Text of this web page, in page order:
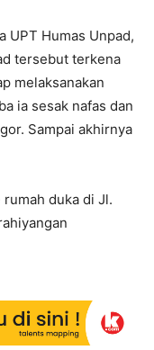
UPT Humas Unpad,
tersebut terkena
melaksanakan
ia sesak nafas dan
Sampai akhirnya
rumah duka di Jl.